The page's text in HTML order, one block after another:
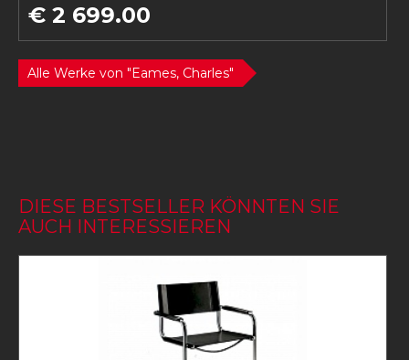
€ 2 699.00
Alle Werke von "Eames, Charles"
DIESE BESTSELLER KÖNNTEN SIE
AUCH INTERESSIEREN